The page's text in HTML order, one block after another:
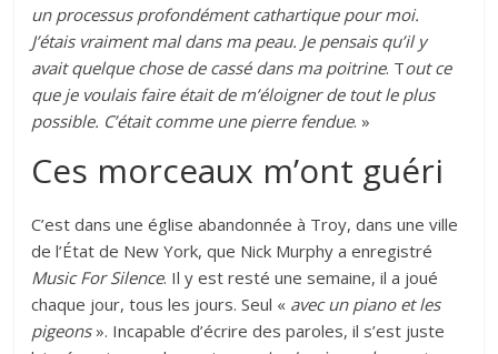
un processus profondément cathartique pour moi.
J’étais vraiment mal dans ma peau. Je pensais qu’il y
avait quelque chose de cassé dans ma poitrine. Tout ce
que je voulais faire était de m’éloigner de tout le plus
possible. C’était comme une pierre fendue. »
Ces morceaux m’ont guéri
C’est dans une église abandonnée à Troy, dans une ville
de l’État de New York, que Nick Murphy a enregistré
Music For Silence. Il y est resté une semaine, il a joué
chaque jour, tous les jours. Seul « avec un piano et les
pigeons». Incapable d’écrire des paroles, il s’est juste